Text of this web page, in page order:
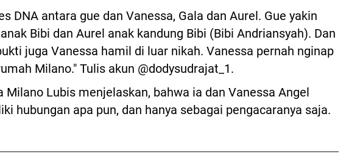
DNA antara gue dan Vanessa, Gala dan Aurel. Gue yakin
Bibi dan Aurel anak kandung Bibi (Bibi Andriansyah). Dan
juga Vanessa hamil di luar nikah. Vanessa pernah nginap
Milano." Tulis akun @dodysudrajat_1.
Milano Lubis menjelaskan, bahwa ia dan Vanessa Angel
hubungan apa pun, dan hanya sebagai pengacaranya saja.